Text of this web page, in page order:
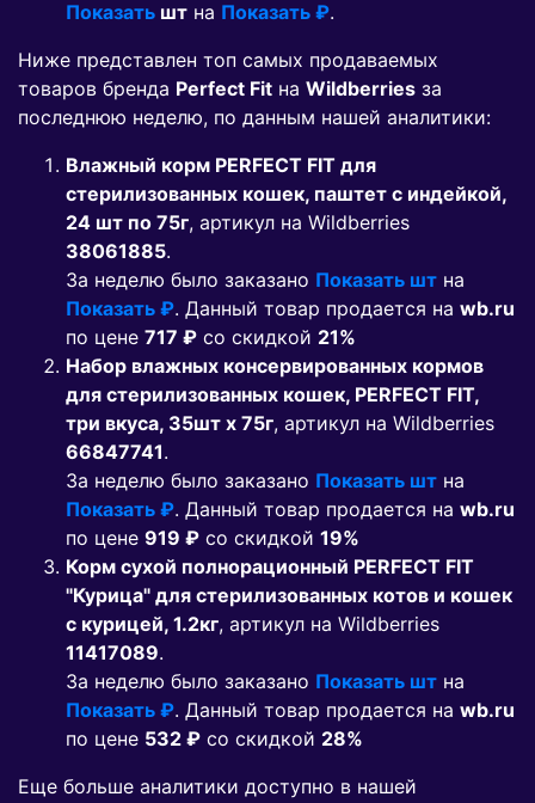
Показать шт на Показать ₽.
Ниже представлен топ самых продаваемых
товаров бренда Perfect Fit на Wildberries за
последнюю неделю, по данным нашей аналитики:
Влажный корм PERFECT FIT для
стерилизованных кошек, паштет с индейкой,
24 шт по 75г, артикул на Wildberries
38061885.
За неделю было заказано Показать шт на
Показать ₽. Данный товар продается на wb.ru
по цене 717 ₽ co скидкой 21%
Набор влажных консервированных кормов
для стерилизованных кошек, PERFECT FIT,
три вкуса, 35шт х 75г, артикул на Wildberries
66847741.
За неделю было заказано Показать шт на
Показать ₽. Данный товар продается на wb.ru
по цене 919 ₽ co скидкой 19%
Корм сухой полнорационный PERFECT FIT
"Курица" для стерилизованных котов и кошек
с курицей, 1.2кг, артикул на Wildberries
11417089.
За неделю было заказано Показать шт на
Показать ₽. Данный товар продается на wb.ru
по цене 532 ₽ co скидкой 28%
Еще больше аналитики доступно в нашей